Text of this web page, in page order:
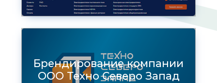
Брендирование компании
ООО Техно Северо Запад